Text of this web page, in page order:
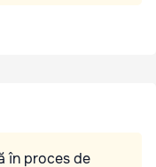
în proces de